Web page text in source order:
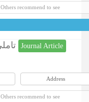
Others recommend to see
Journal Article
Address
Others recommend to see